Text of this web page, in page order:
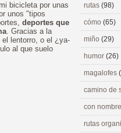
bicicleta por unas
unos "tipos
deportes que
. Gracias a la
lentorro, o el ¿ya-
al que suelo
rutas (98)
cómo (65)
miño (29)
humor (26)
magalofes
camino de
con
rutas